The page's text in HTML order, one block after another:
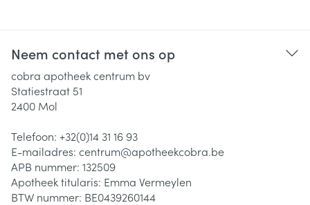
Neem contact met ons op
cobra apotheek centrum bv
Statiestraat 51
2400 Mol
Telefoon: +32(0)14 31 16 93
E-mailadres: centrum@apotheekcobra.be
APB nummer: 132509
Apotheek titularis: Emma Vermeylen
BTW nummer: BE0439260144